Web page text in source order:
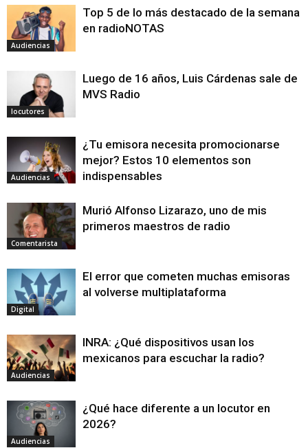
Audiencias
Top 5 de lo más destacado de la semana
en radioNOTAS
locutores
Luego de 16 años, Luis Cárdenas sale de
MVS Radio
Audiencias
¿Tu emisora necesita promocionarse
mejor? Estos 10 elementos son
indispensables
Comentarista
Murió Alfonso Lizarazo, uno de mis
primeros maestros de radio
Digital
El error que cometen muchas emisoras
al volverse multiplataforma
Audiencias
INRA: ¿Qué dispositivos usan los
mexicanos para escuchar la radio?
Audiencias
¿Qué hace diferente a un locutor en
2026?